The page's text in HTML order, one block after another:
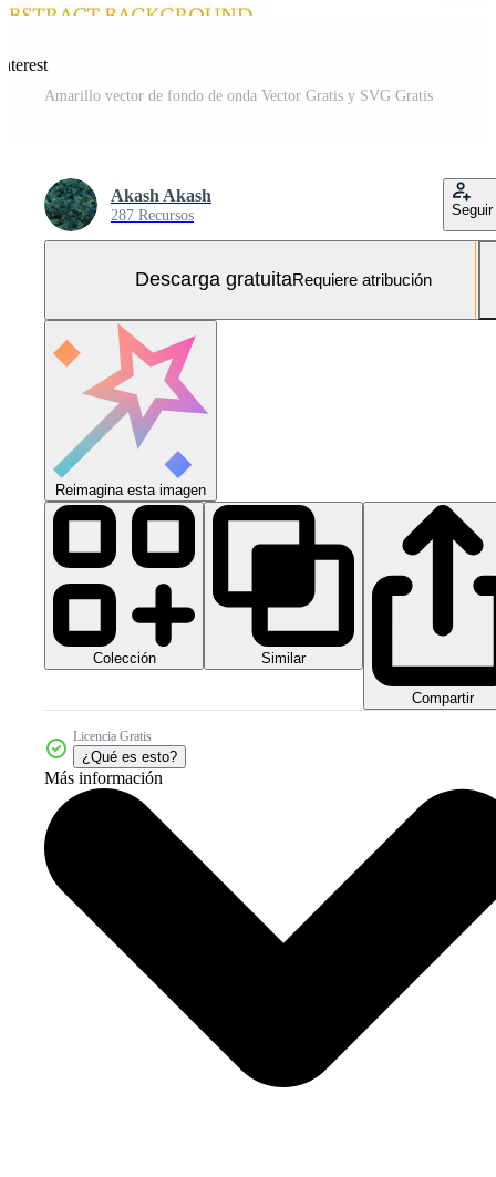
Amarillo vector de fondo de onda Vector Gratis y SVG Gratis
Akash Akash
287 Recursos Seguir
Descarga gratuitaRequiere atribución
Reimagina esta imagen
Colección Similar
Compartir
Licencia Gratis
¿Qué es esto?
Más información